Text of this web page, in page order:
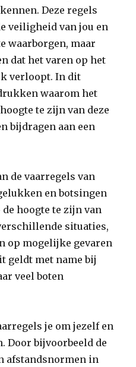
Deze regels
veiligheid van jou en
waarborgen, maar
dat het varen op het
verloopt. In dit
waarom het
te zijn van deze
bijdragen aan een
de vaarregels van
en botsingen
hoogte te zijn van
situaties,
op mogelijke gevaren
geldt met name bij
veel boten
je om jezelf en
Door bijvoorbeeld de
afstandsnormen in